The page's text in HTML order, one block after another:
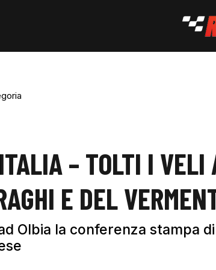
– TOLTI I VELI
E DEL
Olbia la conferenza stampa